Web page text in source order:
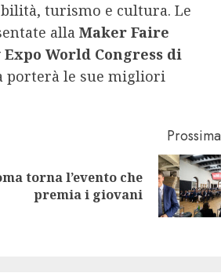
turismo e cultura. Le
alla Maker Faire
World Congress di
porterà le sue migliori
Prossima
torna l’evento che
premia i giovani